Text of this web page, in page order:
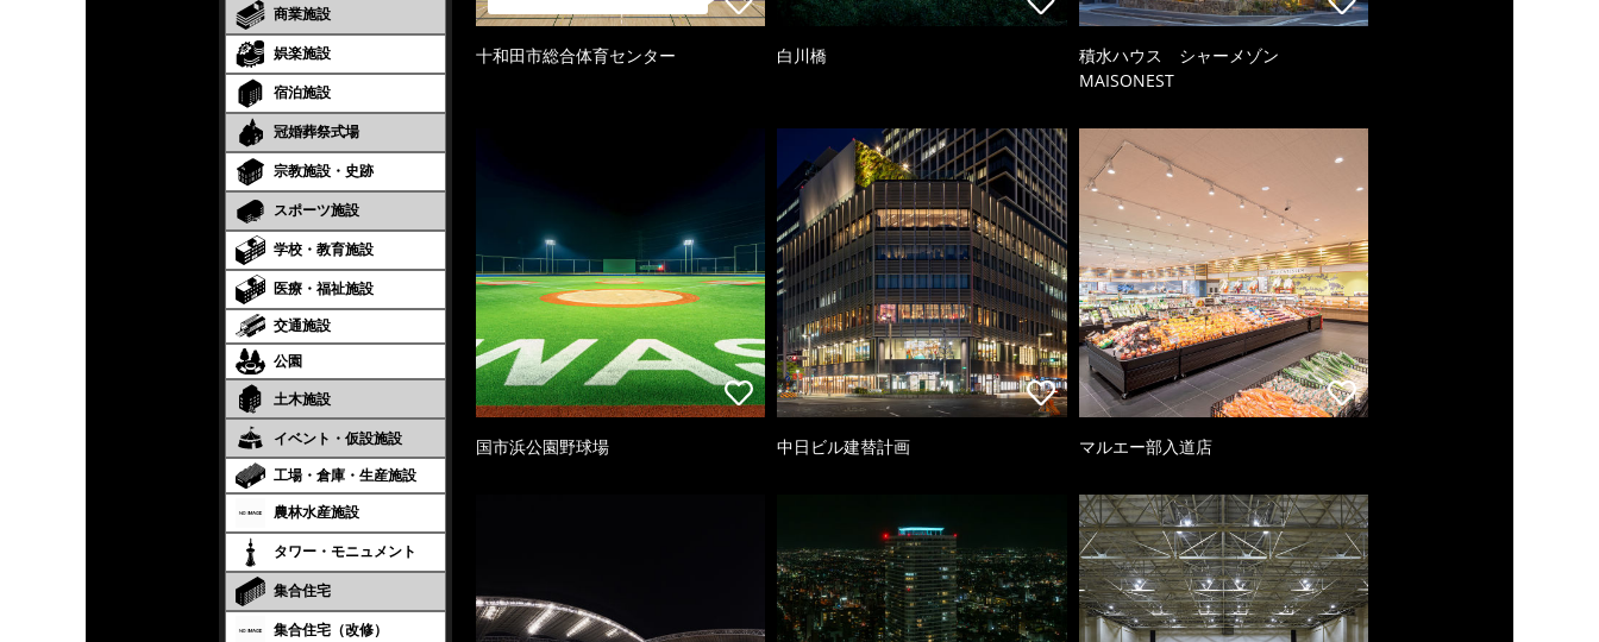
商業施設
娯楽施設
宿泊施設
冠婚葬祭式場
宗教施設・史跡
スポーツ施設
学校・教育施設
医療・福祉施設
交通施設
公園
土木施設
イベント・仮設施設
工場・倉庫・生産施設
農林水産施設
タワー・モニュメント
集合住宅
集合住宅（改修）
十和田市総合体育センター 白川橋
積水ハウス シャーメゾン
MAISONEST
国市浜公園野球場 中日ビル建替計画 マルエー部入道店